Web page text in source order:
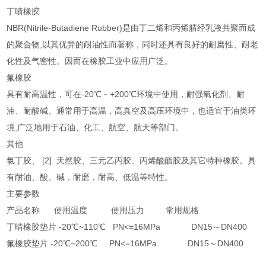
丁晴橡胶
NBR(Nitrile-Butadiene Rubber)是由丁二烯和丙烯腈经乳液共聚而成
的聚合物,以其优异的耐油性而著称，同时还具有良好的耐磨性、耐老
化性及气密性。因而在橡胶工业中应用广泛。
氟橡胶
具有耐高温性，可在-20℃－+200℃环境中使用，耐强氧化剂、耐
油、耐酸碱。通常用于高温，高真空及高压环境中，也适宜于油类环
境,广泛地用于石油、化工、航空、航天等部门。
其他
氯丁胶、 [2] 天然胶、三元乙丙胶、丙烯酸酯胶及其它特种橡胶。具
有耐油、酸、碱，耐磨，耐高、低温等特性。
主要参数
产品名称 使用温度 使用压力 常用规格
丁晴橡胶垫片 -20℃~110℃ PN<=16MPa DN15～DN400
氟橡胶垫片 -20℃~200℃ PN<=16MPa DN15～DN400